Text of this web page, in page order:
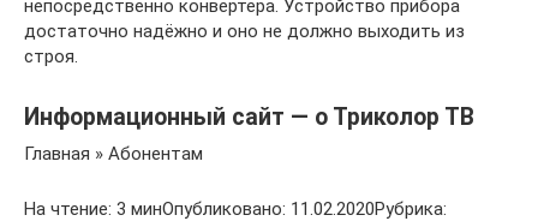
непосредственно конвертера. Устройство прибора
достаточно надёжно и оно не должно выходить из
строя.
Информационный сайт — о Триколор ТВ
Главная » Абонентам
На чтение: 3 минОпубликовано: 11.02.2020Рубрика: